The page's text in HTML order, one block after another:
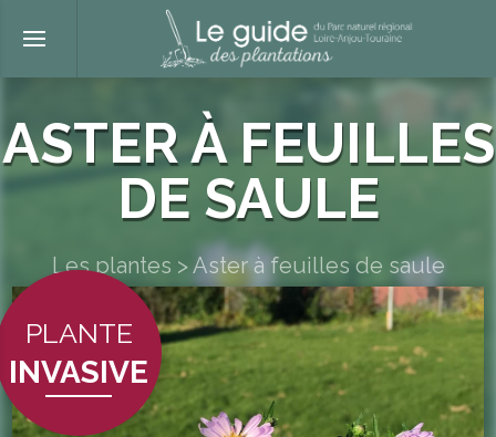
ASTER À FEUILLES
DE SAULE
Les plantes >Aster à feuilles de saule
PLANTE
INVASIVE